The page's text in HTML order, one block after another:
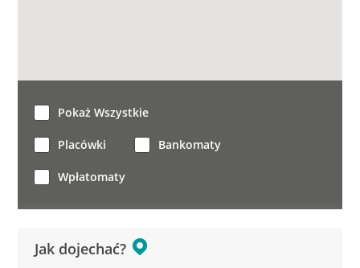
Jak dojechać?
Pokaż Wszystkie
Placówki Bankomaty
Wpłatomaty